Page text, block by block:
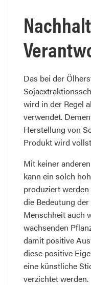
Das bei der
wird in der Regel
verwendet.
Herstellung von
Produkt wird
Mit keiner
kann ein solch
produziert
die Bedeutung
Menschheit auch
wachsenden
damit positive
diese positive
eine künstliche
verzichtet werden.